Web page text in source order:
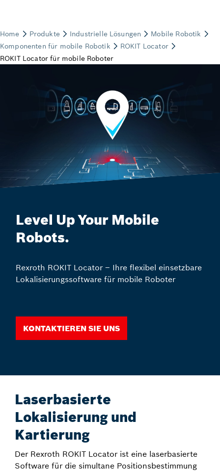
Level Up Your Mobile
Robots.
Rexroth ROKIT Locator – Ihre flexibel einsetzbare
Lokalisierungssoftware für mobile Roboter
Kontaktieren Sie uns
Laserbasierte
Lokalisierung und
Kartierung
Der Rexroth ROKIT Locator ist eine laserbasierte
Software für die simultane Positionsbestimmung